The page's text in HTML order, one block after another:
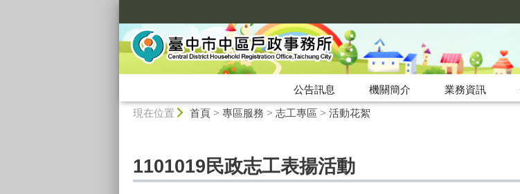
公告訊息 機關簡介 業務資訊
現在位置 首頁> 專區服務 > 志工專區 > 活動花絮
1101019民政志工表揚活動